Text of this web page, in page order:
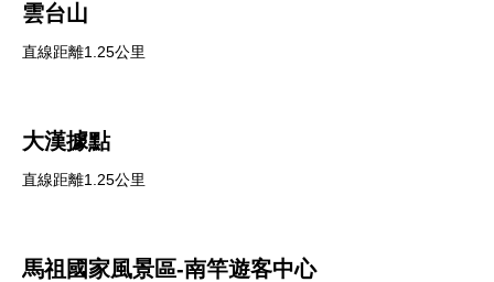
雲台山
直線距離1.25公里
大漢據點
直線距離1.25公里
馬祖國家風景區-南竿遊客中心